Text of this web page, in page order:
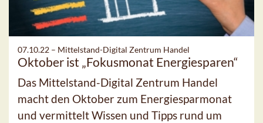
07.10.22 – Mittelstand-Digital Zentrum Handel
Oktober ist „Fokusmonat Energiesparen“
Das Mittelstand-Digital Zentrum Handel
macht den Oktober zum Energiesparmonat
und vermittelt Wissen und Tipps rund um